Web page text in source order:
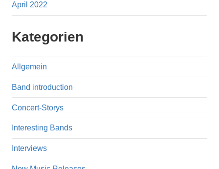
April 2022
Kategorien
Allgemein
Band introduction
Concert-Storys
Interesting Bands
Interviews